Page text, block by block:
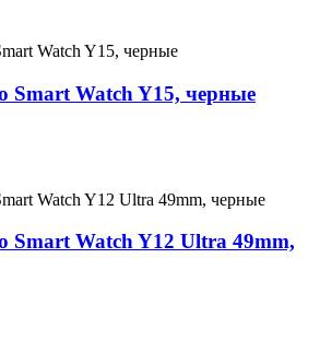
Smart Watch Y15, черные
Smart Watch Y12 Ultra 49mm,